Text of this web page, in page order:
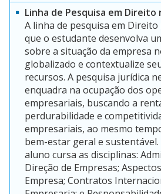
Linha de Pesquisa em Direito
A linha de pesquisa em Direito
que o estudante desenvolva
sobre a situação da empresa
globalizado e contextualize
recursos. A pesquisa jurídica
enquadra na ocupação dos
empresariais, buscando a
perdurabilidade e
empresariais, ao mesmo
bem-estar geral e
aluno cursa as disciplinas:
Direção de Empresas;
Empresa; Contratos